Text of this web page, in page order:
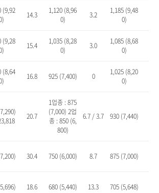
(9,92
14.3
1,120 (8,96
0)
3.2
1,185 (9,48
0)
(9,28
15.4
1,035 (8,28
0)
3.0
1,085 (8,68
0)
(8,64
16.8 925 (7,400) 0
1,025 (8,20
0)
20.7
1업종 : 875
(7,000) 2업
종 : 850 (6,
800)
6.7 / 3.7 930 (7,440)
30.4 750 (6,000) 8.7 875 (7,000)
18.6 680 (5,440) 13.3 705 (5,648)